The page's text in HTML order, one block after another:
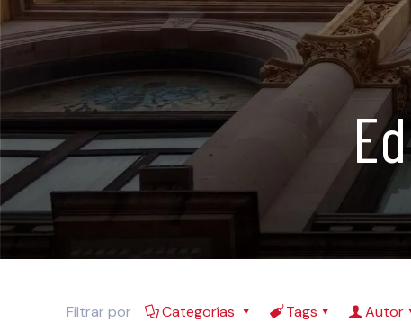
Filtrar por Categorías Tags Autor